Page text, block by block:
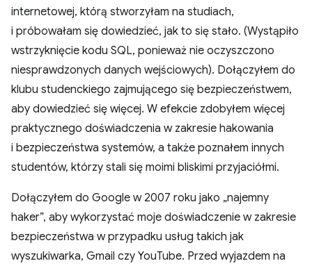
internetowej, którą stworzyłam na studiach,
i próbowałam się dowiedzieć, jak to się stało. (Wystąpiło
wstrzyknięcie kodu SQL, ponieważ nie oczyszczono
niesprawdzonych danych wejściowych). Dołączyłem do
klubu studenckiego zajmującego się bezpieczeństwem,
aby dowiedzieć się więcej. W efekcie zdobyłem więcej
praktycznego doświadczenia w zakresie hakowania
i bezpieczeństwa systemów, a także poznałem innych
studentów, którzy stali się moimi bliskimi przyjaciółmi.
Dołączyłem do Google w 2007 roku jako „najemny
haker”, aby wykorzystać moje doświadczenie w zakresie
bezpieczeństwa w przypadku usług takich jak
wyszukiwarka, Gmail czy YouTube. Przed wyjazdem na